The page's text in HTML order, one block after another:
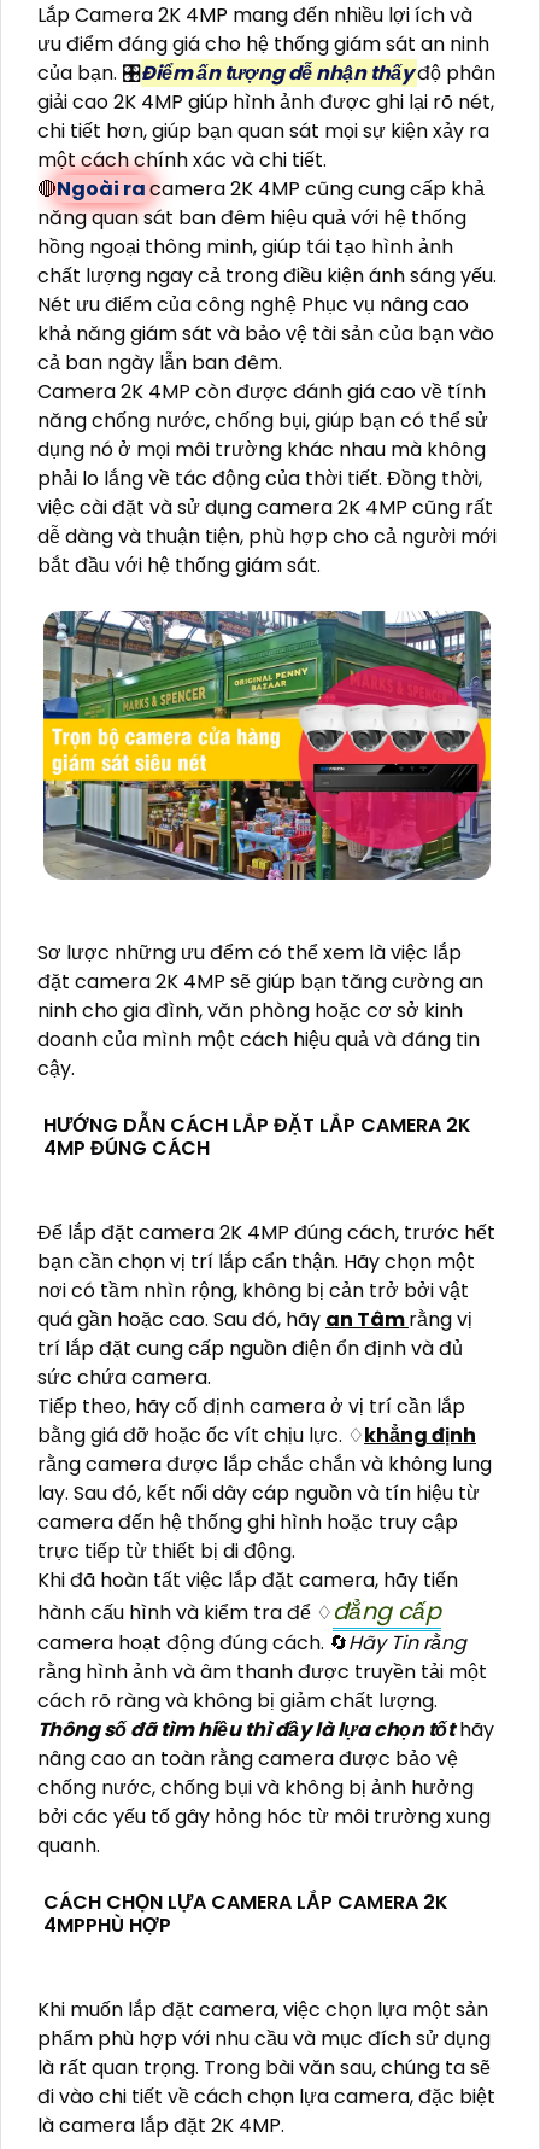
Lắp Camera 2K 4MP mang đến nhiều lợi ích và
ưu điểm đáng giá cho hệ thống giám sát an ninh
của bạn. 🎛Điểm ấn tượng dễ nhận thấyđộ phân
giải cao 2K 4MP giúp hình ảnh được ghi lại rõ nét,
chi tiết hơn, giúp bạn quan sát mọi sự kiện xảy ra
một cách chính xác và chi tiết.
🔴Ngoài racamera 2K 4MP cũng cung cấp khả
năng quan sát ban đêm hiệu quả với hệ thống
hồng ngoại thông minh, giúp tái tạo hình ảnh
chất lượng ngay cả trong điều kiện ánh sáng yếu.
Nét ưu điểm của công nghệ Phục vụ nâng cao
khả năng giám sát và bảo vệ tài sản của bạn vào
cả ban ngày lẫn ban đêm.
Camera 2K 4MP còn được đánh giá cao về tính
năng chống nước, chống bụi, giúp bạn có thể sử
dụng nó ở mọi môi trường khác nhau mà không
phải lo lắng về tác động của thời tiết. Đồng thời,
việc cài đặt và sử dụng camera 2K 4MP cũng rất
dễ dàng và thuận tiện, phù hợp cho cả người mới
bắt đầu với hệ thống giám sát.
Sơ lược những ưu đểm có thể xem là việc lắp
đặt camera 2K 4MP sẽ giúp bạn tăng cường an
ninh cho gia đình, văn phòng hoặc cơ sở kinh
doanh của mình một cách hiệu quả và đáng tin
cậy.
HƯỚNG DẪN CÁCH LẮP ĐẶT LẮP CAMERA 2K
4MP ĐÚNG CÁCH
Để lắp đặt camera 2K 4MP đúng cách, trước hết
bạn cần chọn vị trí lắp cẩn thận. Hãy chọn một
nơi có tầm nhìn rộng, không bị cản trở bởi vật
quá gần hoặc cao. Sau đó, hãy an Tâmrằng vị
trí lắp đặt cung cấp nguồn điện ổn định và đủ
sức chứa camera.
Tiếp theo, hãy cố định camera ở vị trí cần lắp
bằng giá đỡ hoặc ốc vít chịu lực. ♢khẳng định
rằng camera được lắp chắc chắn và không lung
lay. Sau đó, kết nối dây cáp nguồn và tín hiệu từ
camera đến hệ thống ghi hình hoặc truy cập
trực tiếp từ thiết bị di động.
Khi đã hoàn tất việc lắp đặt camera, hãy tiến
hành cấu hình và kiểm tra để ♢đẳng cấp
camera hoạt động đúng cách. 🔄Hãy Tin rằng
rằng hình ảnh và âm thanh được truyền tải một
cách rõ ràng và không bị giảm chất lượng.
Thông số đã tìm hiều thì đầy là lựa chọn tốthãy
nâng cao an toàn rằng camera được bảo vệ
chống nước, chống bụi và không bị ảnh hưởng
bởi các yếu tố gây hỏng hóc từ môi trường xung
quanh.
CÁCH CHỌN LỰA CAMERA LẮP CAMERA 2K
4MPPHÙ HỢP
Khi muốn lắp đặt camera, việc chọn lựa một sản
phẩm phù hợp với nhu cầu và mục đích sử dụng
là rất quan trọng. Trong bài văn sau, chúng ta sẽ
đi vào chi tiết về cách chọn lựa camera, đặc biệt
là camera lắp đặt 2K 4MP.